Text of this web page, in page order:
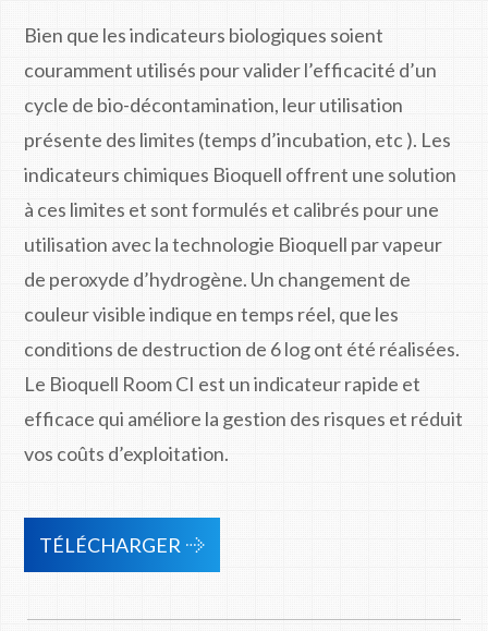
Bien que les indicateurs biologiques soient
couramment utilisés pour valider l’efficacité d’un
cycle de bio-décontamination, leur utilisation
présente des limites (temps d’incubation, etc ). Les
indicateurs chimiques Bioquell offrent une solution
à ces limites et sont formulés et calibrés pour une
utilisation avec la technologie Bioquell par vapeur
de peroxyde d’hydrogène. Un changement de
couleur visible indique en temps réel, que les
conditions de destruction de 6 log ont été réalisées.
Le Bioquell Room CI est un indicateur rapide et
efficace qui améliore la gestion des risques et réduit
vos coûts d’exploitation.
TÉLÉCHARGER